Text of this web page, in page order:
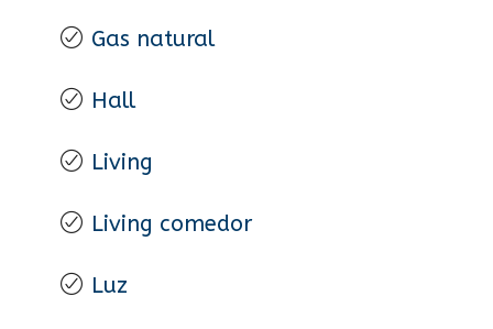
Gas natural
Hall
Living
Living comedor
Luz